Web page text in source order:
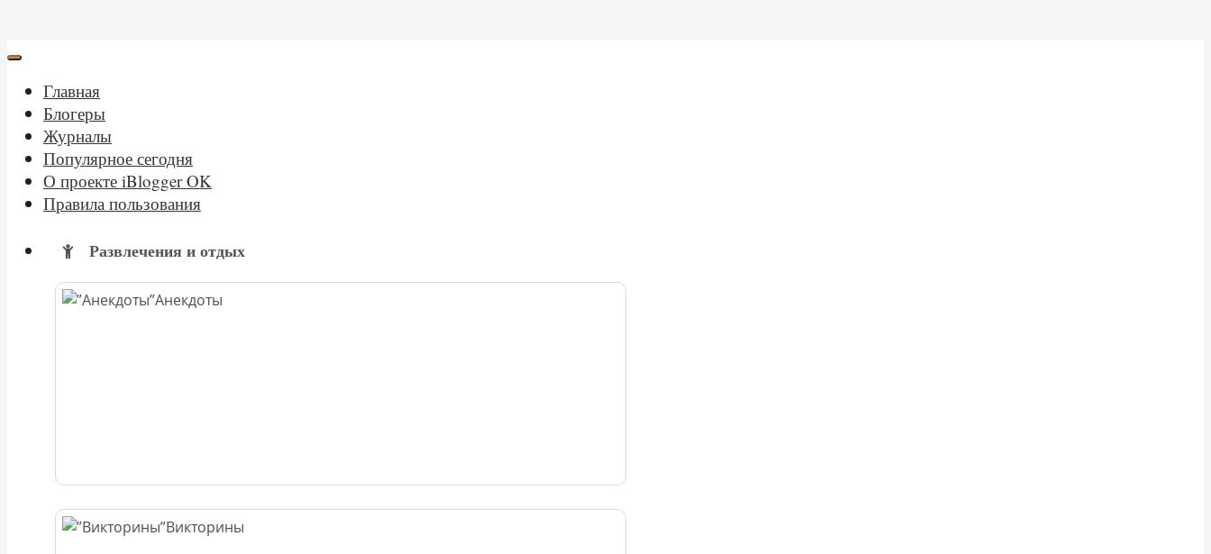
Главная
Блогеры
Журналы
Популярное сегодня
О проекте iBlogger OK
Правила пользования
Развлечения и отдых
Анекдоты
Викторины